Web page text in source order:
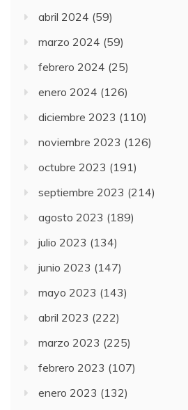
abril 2024 (59)
marzo 2024 (59)
febrero 2024 (25)
enero 2024 (126)
diciembre 2023 (110)
noviembre 2023 (126)
octubre 2023 (191)
septiembre 2023 (214)
agosto 2023 (189)
julio 2023 (134)
junio 2023 (147)
mayo 2023 (143)
abril 2023 (222)
marzo 2023 (225)
febrero 2023 (107)
enero 2023 (132)